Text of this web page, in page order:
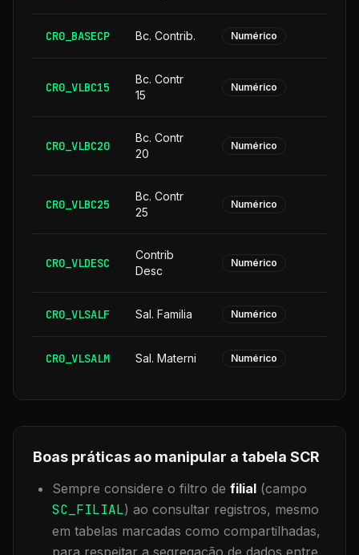
CR0_BASECP Bc. Contrib. Numérico
CR0_VLBC15
Bc. Contr
15
Numérico
CR0_VLBC20
Bc. Contr
20
Numérico
CR0_VLBC25
Bc. Contr
25
Numérico
CR0_VLDESC
Contrib
Desc
Numérico
CR0_VLSALF Sal. Familia Numérico
CR0_VLSALM Sal. Materni Numérico
Boas práticas ao manipular a tabela SCR
Sempre considere o filtro de filial (campo
SC_FILIAL) ao consultar registros, mesmo
em tabelas marcadas como compartilhadas,
para respeitar a segregação de dados entre